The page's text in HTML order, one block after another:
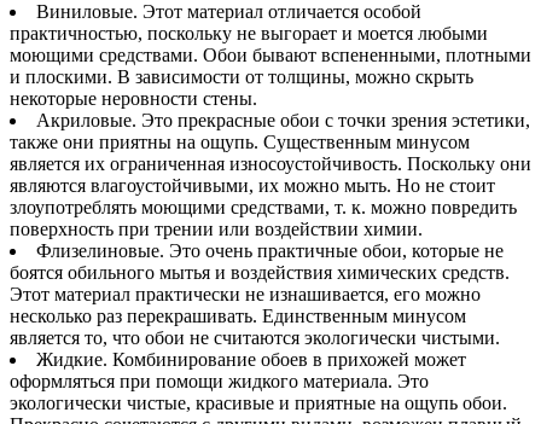
Виниловые. Этот материал отличается особой
практичностью, поскольку не выгорает и моется любыми
моющими средствами. Обои бывают вспененными, плотными
и плоскими. В зависимости от толщины, можно скрыть
некоторые неровности стены.
Акриловые. Это прекрасные обои с точки зрения эстетики,
также они приятны на ощупь. Существенным минусом
является их ограниченная износоустойчивость. Поскольку они
являются влагоустойчивыми, их можно мыть. Но не стоит
злоупотреблять моющими средствами, т. к. можно повредить
поверхность при трении или воздействии химии.
Флизелиновые. Это очень практичные обои, которые не
боятся обильного мытья и воздействия химических средств.
Этот материал практически не изнашивается, его можно
несколько раз перекрашивать. Единственным минусом
является то, что обои не считаются экологически чистыми.
Жидкие. Комбинирование обоев в прихожей может
оформляться при помощи жидкого материала. Это
экологически чистые, красивые и приятные на ощупь обои.